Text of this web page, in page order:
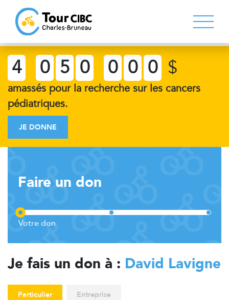
4 0 5 0 0 0 0 $
amassés pour la recherche sur les cancers
pédiatriques.
JE DONNE
Faire un don
Je fais un don à : David Lavigne
Particulier Entreprise